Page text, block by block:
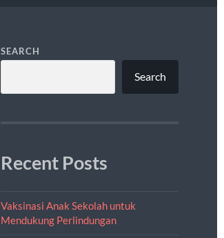
SEARCH
Search
Recent Posts
Vaksinasi Anak Sekolah untuk
Mendukung Perlindungan